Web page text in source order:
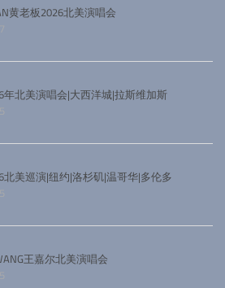
黄老板2026北美演唱会
年北美演唱会|大西洋城|拉斯维加斯
北美巡演|纽约|洛杉矶|温哥华|多伦多
王嘉尔北美演唱会